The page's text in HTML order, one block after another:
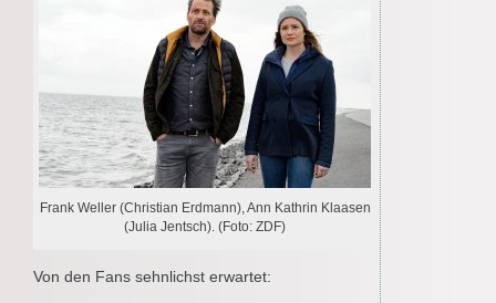
Frank Weller (Christian Erdmann), Ann Kathrin Klaasen
(Julia Jentsch). (Foto: ZDF)
Von den Fans sehnlichst erwartet: